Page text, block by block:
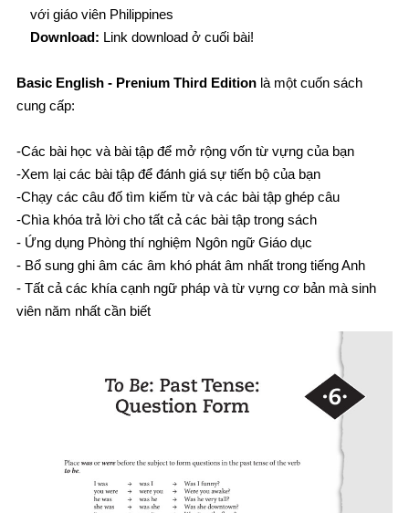
với giáo viên Philippines
Download: Link download ở cuối bài!
Basic English - Prenium Third Edition là một cuốn sách
cung cấp:
-Các bài học và bài tập để mở rộng vốn từ vựng của bạn
-Xem lại các bài tập để đánh giá sự tiến bộ của bạn
-Chạy các câu đố tìm kiếm từ và các bài tập ghép câu
-Chìa khóa trả lời cho tất cả các bài tập trong sách
- Ứng dụng Phòng thí nghiệm Ngôn ngữ Giáo dục
- Bổ sung ghi âm các âm khó phát âm nhất trong tiếng Anh
- Tất cả các khía cạnh ngữ pháp và từ vựng cơ bản mà sinh
viên năm nhất cần biết